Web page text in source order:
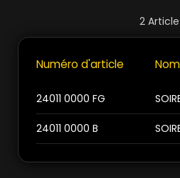
Or flamand
Noir
Fermer
2 Article
Numéro d'article
24011 0000 FG
24011 0000 B